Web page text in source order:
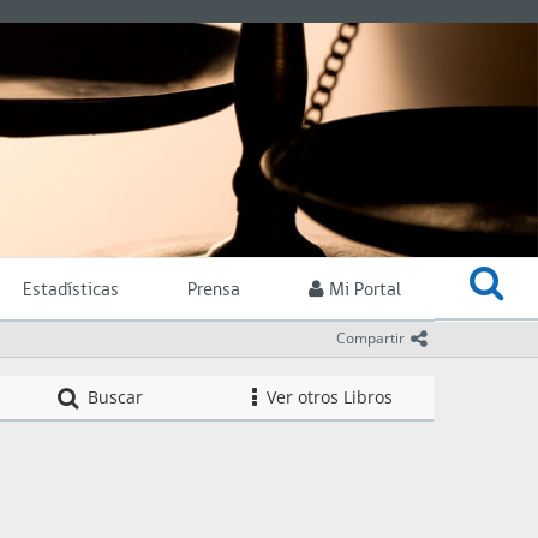
Estadísticas Prensa Mi Portal
Compartir icono
Buscar icono
Ver otros LibrosCompendio de